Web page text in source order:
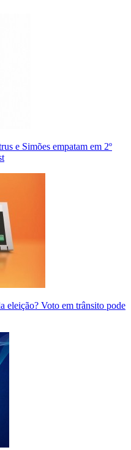
e Simões empatam em 2º
eleição? Voto em trânsito pode